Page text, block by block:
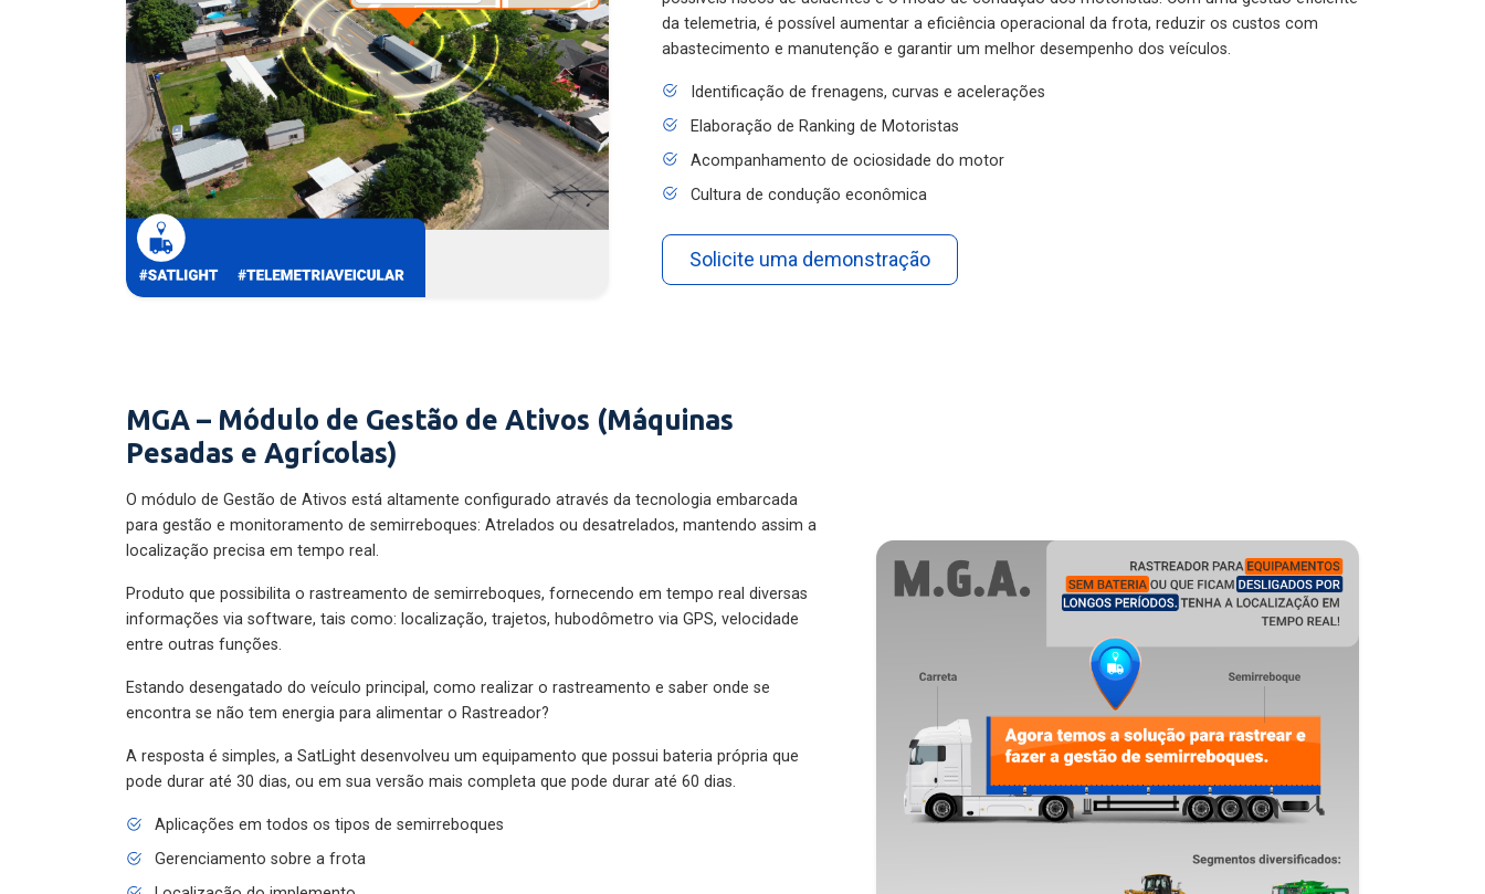
da telemetria, é possível aumentar a eficiência operacional da frota, reduzir os custos com
abastecimento e manutenção e garantir um melhor desempenho dos veículos.
Identificação de frenagens, curvas e acelerações
Elaboração de Ranking de Motoristas
Acompanhamento de ociosidade do motor
Cultura de condução econômica
Solicite uma demonstração
MGA – Módulo de Gestão de Ativos (Máquinas
Pesadas e Agrícolas)
O módulo de Gestão de Ativos está altamente configurado através da tecnologia embarcada
para gestão e monitoramento de semirreboques: Atrelados ou desatrelados, mantendo assim a
localização precisa em tempo real.
Produto que possibilita o rastreamento de semirreboques, fornecendo em tempo real diversas
informações via software, tais como: localização, trajetos, hubodômetro via GPS, velocidade
entre outras funções.
Estando desengatado do veículo principal, como realizar o rastreamento e saber onde se
encontra se não tem energia para alimentar o Rastreador?
A resposta é simples, a SatLight desenvolveu um equipamento que possui bateria própria que
pode durar até 30 dias, ou em sua versão mais completa que pode durar até 60 dias.
Aplicações em todos os tipos de semirreboques
Gerenciamento sobre a frota
Localização do implemento